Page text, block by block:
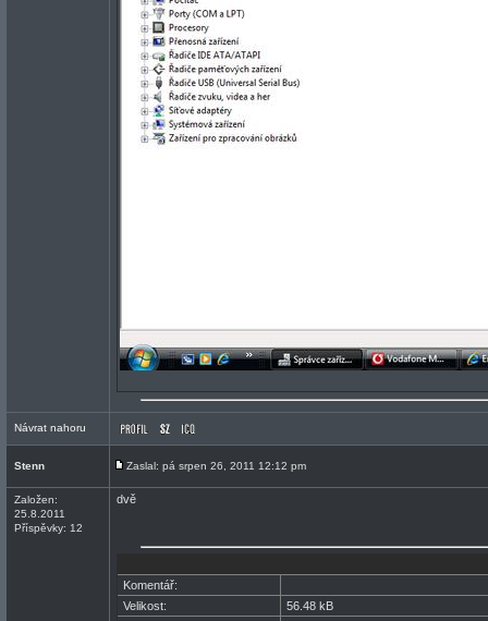
Návrat nahoru
Stenn Zaslal: pá srpen 26, 2011 12:12 pm
Založen:
25.8.2011
Příspěvky: 12
dvě
Komentář:
Velikost:
56.48 kB